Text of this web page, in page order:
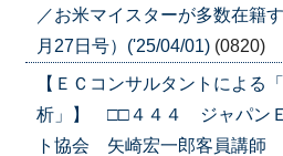
／お米マイスターが多数在籍
月27日号）('25/04/01) (0820)
【ＥＣコンサルタントによる
析」】 □□４４４ ジャパンＥ
ト協会 矢崎宏一郎客員講師